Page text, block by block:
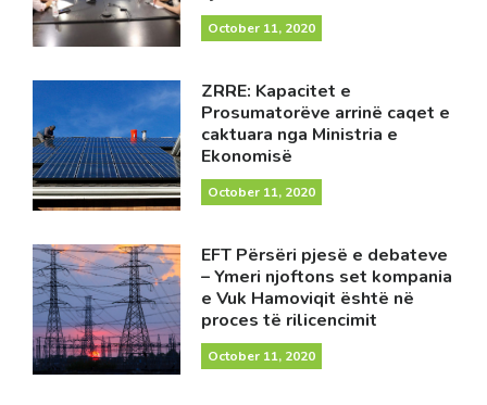
October 11, 2020
ZRRE: Kapacitet e
Prosumatorëve arrinë caqet e
caktuara nga Ministria e
Ekonomisë
October 11, 2020
EFT Përsëri pjesë e debateve
– Ymeri njoftons set kompania
e Vuk Hamoviqit është në
proces të rilicencimit
October 11, 2020